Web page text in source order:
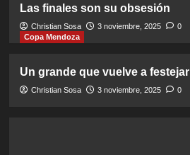
Las finales son su obsesión
Christian Sosa 3 noviembre, 2025
0
Copa Mendoza
Un grande que vuelve a festejar
Christian Sosa 3 noviembre, 2025 0